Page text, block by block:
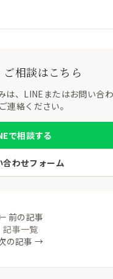
ご相談はこちら
は、LINEまたはお問い合
連絡ください。
で相談する
合わせフォーム
前の記事
記事一覧
の記事 →